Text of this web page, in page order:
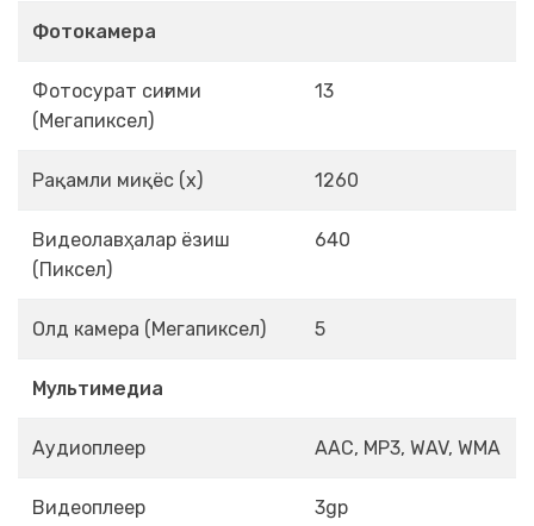
Фотокамера
Фотосурат сиғими
(Мегапиксел)
13
Рақамли миқёс (x) 1260
Видеолавҳалар ёзиш
(Пиксел)
640
Олд камера (Мегапиксел) 5
Мультимедиа
Аудиоплеер AAC, MP3, WAV, WMA
Видеоплеер 3gp